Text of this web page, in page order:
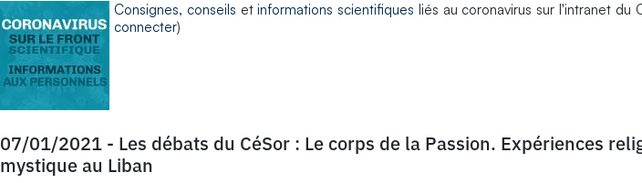
Consignes, conseils etinformations scientifiques liés au coronavirus sur l'intranet du
connecter)
07/01/2021 - Les débats du CéSor : Le corps de la Passion. Expériences
mystique au Liban